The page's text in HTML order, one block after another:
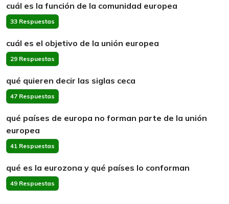
cuál es la función de la comunidad europea
33 Respuestas
cuál es el objetivo de la unión europea
29 Respuestas
qué quieren decir las siglas ceca
47 Respuestas
qué países de europa no forman parte de la unión
europea
41 Respuestas
qué es la eurozona y qué países lo conforman
49 Respuestas